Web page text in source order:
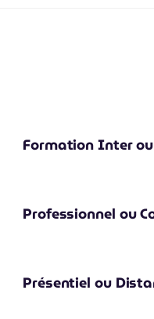
Formation Inter
Professionnel ou
Présentiel ou